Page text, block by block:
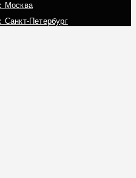
Москва
Петербург